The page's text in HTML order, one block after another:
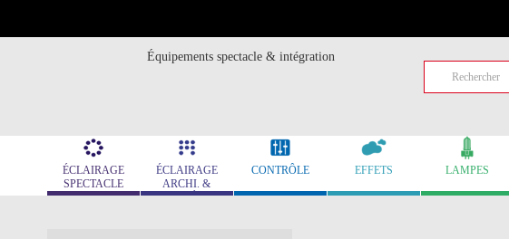
Équipements spectacle & intégration
ÉCLAIRAGE
SPECTACLE
ÉCLAIRAGE
ARCHI. &
MUSÉO.
CONTRÔLE EFFETS LAMPES